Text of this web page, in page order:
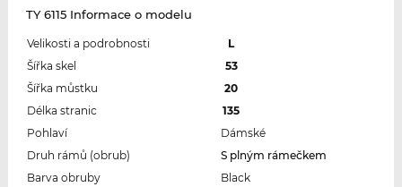
TY 6115 Informace o modelu
Velikosti a podrobnosti
L
Šířka skel
53
Šířka můstku
20
Délka stranic
135
Pohlaví
Dámské
Druh rámů (obrub)
S plným rámečkem
Barva obruby
Black